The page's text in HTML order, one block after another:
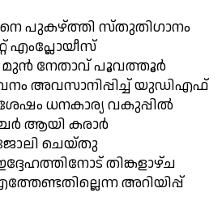
പുകഴ്ത്തി സ്തുതിഗാനം
എംപ്ലോയീസ്
നേതാവ് പൂവത്തൂര്‍
അവസാനിപ്പിച്ച് യുഡിഎഫ്
ശേഷം ധനകാര്യ വകുപ്പില്‍
ആയി കരാര്‍
ചെയ്തു
തിങ്കളാഴ്ച
അറിയിപ്പ്